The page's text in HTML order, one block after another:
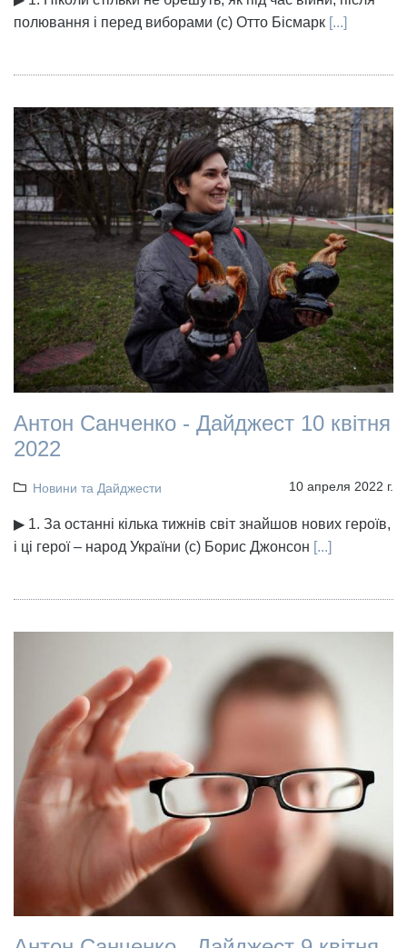
полювання і перед виборами (с) Отто Бісмарк [...]
Антон Санченко - Дайджест 10 квітня
2022
Новини та Дайджести 10 апреля 2022 г.
▶ 1. За останні кілька тижнів світ знайшов нових героїв,
і ці герої – народ України (с) Борис Джонсон [...]